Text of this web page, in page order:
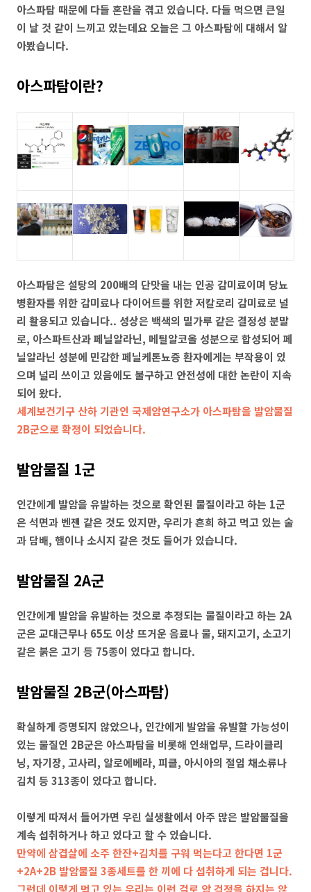
아스파탐 때문에 다들 혼란을 겪고 있습니다. 다들 먹으면 큰일
이 날 것 같이 느끼고 있는데요 오늘은 그 아스파탐에 대해서 알
아봤습니다.
아스파탐이란?
아스파탐은 설탕의 200배의 단맛을 내는 인공 감미료이며 당뇨
병환자를 위한 감미료나 다이어트를 위한 저칼로리 감미료로 널
리 활용되고 있습니다.. 성상은 백색의 밀가루 같은 결정성 분말
로, 아스파트산과 페닐알라닌, 메틸알코올 성분으로 합성되어 페
닐알라닌 성분에 민감한 페닐케톤뇨증 환자에게는 부작용이 있
으며 널리 쓰이고 있음에도 불구하고 안전성에 대한 논란이 지속
되어 왔다.
세계보건기구 산하 기관인 국제암연구소가 아스파탐을 발암물질
2B군으로 확정이 되었습니다.
발암물질 1군
인간에게 발암을 유발하는 것으로 확인된 물질이라고 하는 1군
은 석면과 벤젠 같은 것도 있지만, 우리가 흔희 하고 먹고 있는 술
과 담배, 햄이나 소시지 같은 것도 들어가 있습니다.
발암물질 2A군
인간에게 발암을 유발하는 것으로 추정되는 물질이라고 하는 2A
군은 교대근무나 65도 이상 뜨거운 음료나 물, 돼지고기, 소고기
같은 붉은 고기 등 75종이 있다고 합니다.
발암물질 2B군(아스파탐)
확실하게 증명되지 않았으나, 인간에게 발암을 유발할 가능성이
있는 물질인 2B군은 아스파탐을 비롯해 인쇄업무, 드라이클리
닝, 자기장, 고사리, 알로에베라, 피클, 아시아의 절임 채소류나
김치 등 313종이 있다고 합니다.
이렇게 따져서 들어가면 우린 실생활에서 아주 많은 발암물질을
계속 섭취하거나 하고 있다고 할 수 있습니다.
만약에 삼겹살에 소주 한잔+김치를 구워 먹는다고 한다면 1군
+2A+2B 발암물질 3종세트를 한 끼에 다 섭취하게 되는 겁니다.
그런데 이렇게 먹고 있는 우리는 이런 걸로 암 걱정을 하지는 않